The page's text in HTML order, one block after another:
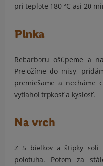
pri teplote 180 °C asi 20
Plnka
Rebarboru ošúpeme a
Preložíme do misy,
premiešame a necháme
vytiahol trpkosť a kyslosť.
Na vrch
Z 5 bielkov a štipky soli
polotuha. Potom za